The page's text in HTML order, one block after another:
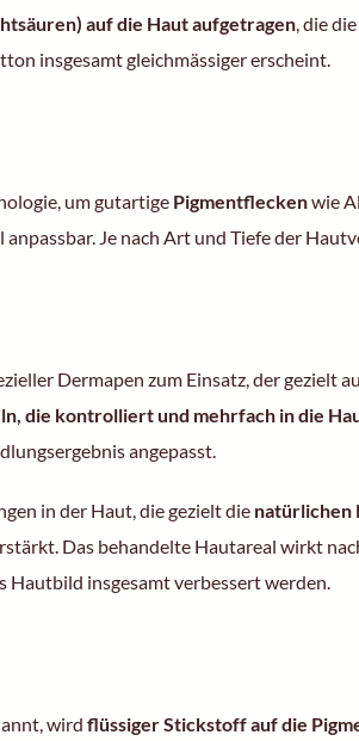
auf die Haut aufgetragen, die
insgesamt gleichmässiger erscheint.
, um gutartige Pigmentfleckenwie
Je nach Art und Tiefe der
Dermapen zum Einsatz, der gezielt
die kontrolliert und mehrfach in die
angepasst.
in der Haut, die gezielt die natürlichen
Das behandelte Hautareal wirkt
insgesamt verbessert werden.
wird flüssiger Stickstoff auf die